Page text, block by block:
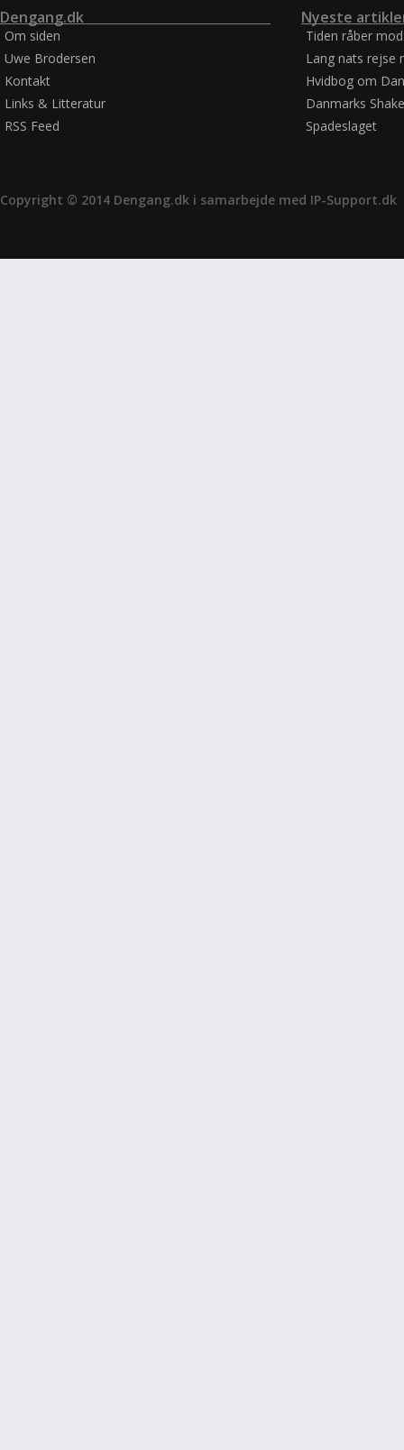
Dengang.dk
Om siden
Uwe Brodersen
Kontakt
Links & Litteratur
RSS Feed
Nyeste
Tiden råber
Lang nats rejse
Hvidbog om
Danmarks
Spadeslaget
Copyright © 2014 Dengang.dk i samarbejde med IP-Support.dk